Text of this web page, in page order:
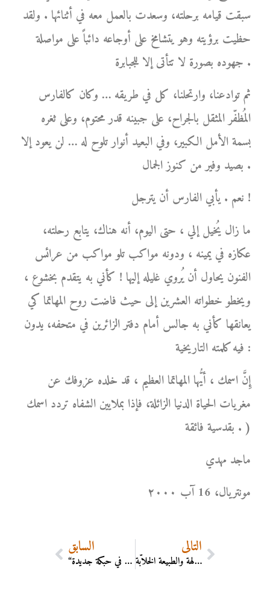
سبقت قيامه برحلته، وسعدت بالعمل معه في أثنائها . ولقد
حظيت برؤيته وهو يتشامخ على أوجاعه دائباً على مواصلة
جهوده بصورة لا تتأتى إلا للجبابرة .
ثم توادعنا، وارتحلنا، كل في طريقه … وكان كالفارس
المُظفّر المثقل بالجراح، على جبينه قدر محتوم، وعلى ثغره
بسمة الأمل الكبير، وفي البعيد أنوار تلوح له … لن يعود إلا
بصيد وفير من كنوز الجمال .
نعم . يأبي الفارس أن يترجل !
ما زال يُخيل إلي ، حتى اليوم، أنه هناك، يتابع رحلته،
عكازه في يمينه ، ودونه مواكب تلو مواكب من عرائس
الفنون يحاول أن يُروي غليله إليها ! كأني به يتقدم بخشوع ،
ويخطو خطواته العشرين إلى حيث فاضت روح المهاتما كي
يعانقها كأني به جالس أمام دفتر الزائرين في متحفه، يدون
فيه كلمته التاريخية :
إِنَّ اسمك ، أيُّها المهاتما العظيم ، قد خلده عزوفك عن
مغريات الحياة الدنيا الزائلة، فإذا بملايين الشفاه تردد اسمك
بقدسية فائقة . )
ماجد مهدي
مونتریال، 16 آب ۲۰۰۰
السابق
“عشتروت وأدونيس” في حبكة جديدة
التالي
جوّ “عشتروت وأدونيس” جوّ الآلهة والطبيعة الخلاّبة